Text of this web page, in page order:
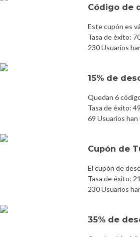
Código de
Este cupón es
Tasa de éxito:
230 Usuarios
15% de
Quedan 6
Tasa de éxito:
69 Usuarios
Cupón de
El cupón de
Tasa de éxito:
230 Usuarios
35% de